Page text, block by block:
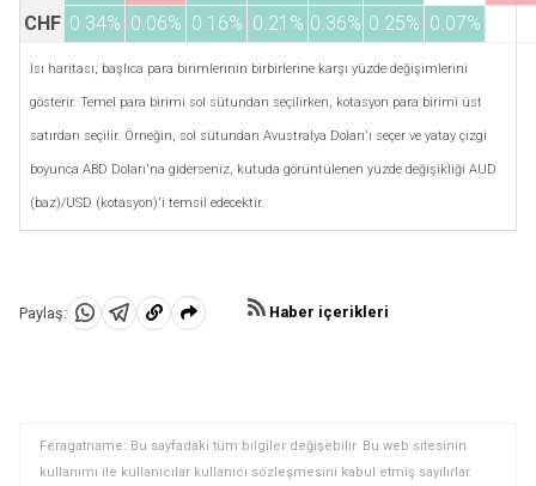
CHF 0.34% 0.06% 0.16% 0.21% 0.36% 0.25% 0.07%
Isı haritası, başlıca para birimlerinin birbirlerine karşı yüzde değişimlerini
gösterir. Temel para birimi sol sütundan seçilirken, kotasyon para birimi üst
satırdan seçilir. Örneğin, sol sütundan Avustralya Doları'ı seçer ve yatay çizgi
boyunca ABD Doları'na giderseniz, kutuda görüntülenen yüzde değişikliği AUD
(baz)/USD (kotasyon)'i temsil edecektir.
Paylaş:
WhatsApp'da
Telegram'da
Panoya
Haber içerikleri
Feragatname: Bu sayfadaki tüm bilgiler değişebilir. Bu web sitesinin
kullanımı ile kullanıcılar kullanıcı sözleşmesini kabul etmiş sayılırlar.